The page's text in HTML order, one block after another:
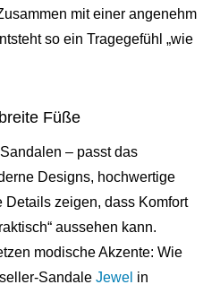
mit einer angenehm
so ein Tragegefühl „wie
Füße
– passt das
Designs, hochwertige
Details zeigen, dass Komfort
aussehen kann.
modische Akzente: Wie
Sandale Jewel in